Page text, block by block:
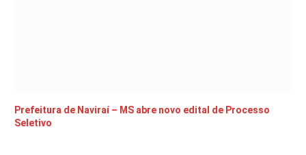
Prefeitura de Naviraí – MS abre novo edital de Processo
Seletivo